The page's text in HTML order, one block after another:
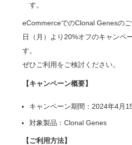
す。
eCommerceでのClonal Genesの
日（月）より20%オフのキャンペ
す。
ぜひご利用をご検討ください。
【キャンペーン概要】
キャンペーン期間：2024年4月
対象製品：Clonal Genes
【ご利用方法】